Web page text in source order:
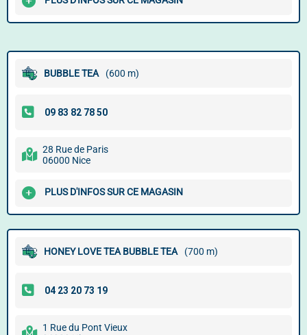
BUBBLE TEA (600 m)
28 Rue de Paris
06000 Nice
PLUS D'INFOS SUR CE MAGASIN
HONEY LOVE TEA BUBBLE TEA (700 m)
1 Rue du Pont Vieux